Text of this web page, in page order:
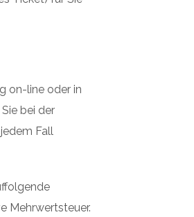
on-line oder in
bei der
Fall
Mehrwertsteuer.